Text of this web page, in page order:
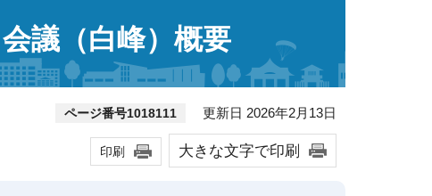
議（白峰）概要
ページ番号1018111 更新日 2026年2月13日
印刷 大きな文字で印刷